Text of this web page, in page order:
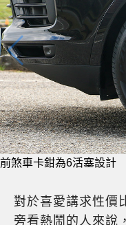
排氣管為圓形雙出配置
對於喜愛講求性價
旁看熱鬧的人來說